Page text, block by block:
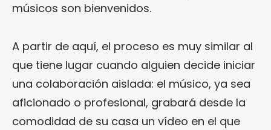
músicos son bienvenidos.
A partir de aquí, el proceso es muy similar al
que tiene lugar cuando alguien decide iniciar
una colaboración aislada: el músico, ya sea
aficionado o profesional, grabará desde la
comodidad de su casa un vídeo en el que